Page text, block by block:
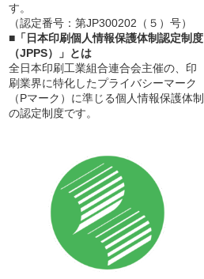
す。
（認定番号：第JP300202（５）号）
■「日本印刷個人情報保護体制認定制度
（JPPS）」とは
全日本印刷工業組合連合会主催の、印
刷業界に特化したプライバシーマーク
（Pマーク）に準じる個人情報保護体制
の認定制度です。